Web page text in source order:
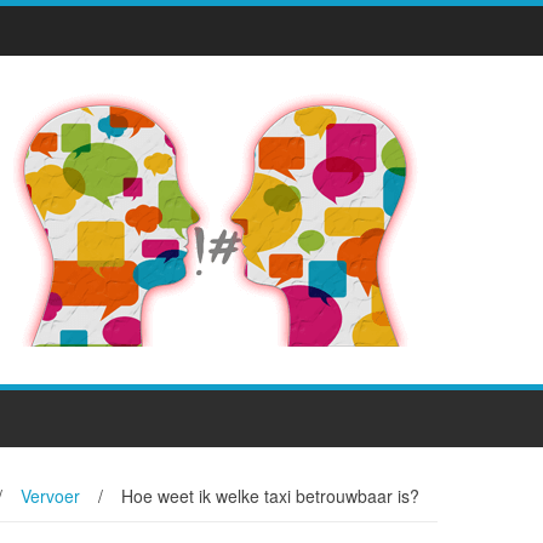
Vervoer / Hoe weet ik welke taxi betrouwbaar is?